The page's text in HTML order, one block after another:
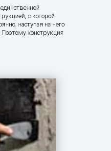
с которой
наступая на него
конструкция